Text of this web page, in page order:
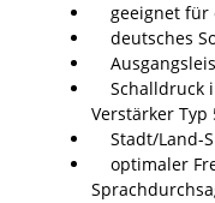
geeignet für
deutsches
Schalldruck
Verstärker Typ
Stadt/Land-
optimaler